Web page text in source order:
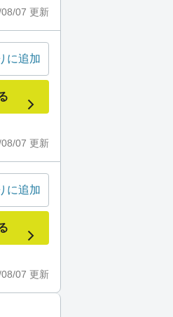
07 更新
07 更新
に追加
07 更新
に追加